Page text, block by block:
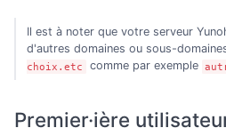
Il est à noter que votre serveur
d'autres domaines ou sous-
choix.etc
comme par exemple
Premier·ière